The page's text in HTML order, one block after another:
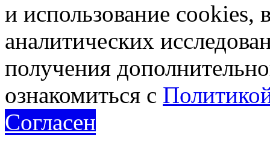
и использование cookies,
аналитических
получения
ознакомиться с
Согласен